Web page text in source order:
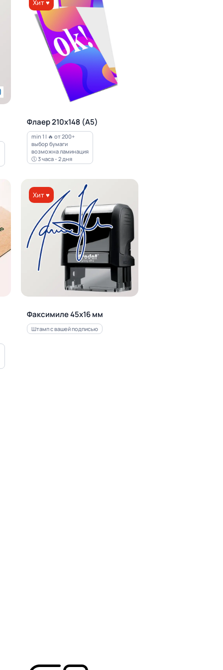
Хит ♥
Флаер 210х148 (А5)
min 1 | 🔥 от 200+
выбор бумаги
возможна ламинация
🕔 3 часа - 2 дня
Хит ♥
Факсимиле 45х16 мм
Штамп с вашей подписью